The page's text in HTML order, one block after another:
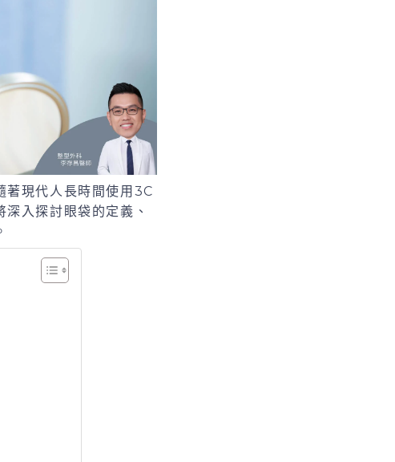
著現代人長時間使用3C
入探討眼袋的定義、